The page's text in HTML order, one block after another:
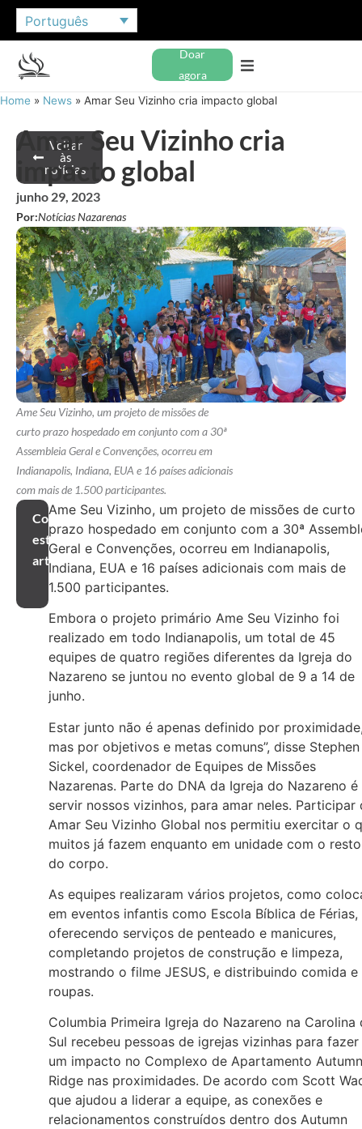
Português
Doar
agora
Home » News » Amar Seu Vizinho cria impacto global
Voltar
às
notícias
Amar Seu Vizinho cria
impacto global
junho 29, 2023
Por:Notícias Nazarenas
Ame Seu Vizinho, um projeto de missões de
curto prazo hospedado em conjunto com a 30ª
Assembleia Geral e Convenções, ocorreu em
Indianapolis, Indiana, EUA e 16 países adicionais
com mais de 1.500 participantes.
Compartilhar
este
artigo
Ame Seu Vizinho, um projeto de missões de curto
prazo hospedado em conjunto com a 30ª
Geral e Convenções, ocorreu em Indianapolis,
Indiana, EUA e 16 países adicionais com mais de
1.500 participantes.
Embora o projeto primário Ame Seu Vizinho foi
realizado em todo Indianapolis, um total de 45
equipes de quatro regiões diferentes da Igreja do
Nazareno se juntou no evento global de 9 a 14 de
junho.
Estar junto não é apenas definido por
mas por objetivos e metas comuns”, disse Stephen
Sickel, coordenador de Equipes de Missões
Nazarenas. Parte do DNA da Igreja do Nazareno é
servir nossos vizinhos, para amar neles. Participar
Amar Seu Vizinho Global nos permitiu exercitar o
muitos já fazem enquanto em unidade com o resto
do corpo.
As equipes realizaram vários projetos, como
em eventos infantis como Escola Bíblica de Férias,
oferecendo serviços de penteado e manicures,
completando projetos de construção e limpeza,
mostrando o filme JESUS, e distribuindo comida e
roupas.
Columbia Primeira Igreja do Nazareno na Carolina
Sul recebeu pessoas de igrejas vizinhas para fazer
um impacto no Complexo de Apartamento Autumn
Ridge nas proximidades. De acordo com Scott
que ajudou a liderar a equipe, as conexões e
relacionamentos construídos dentro dos Autumn